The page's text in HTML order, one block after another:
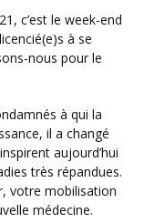
à se
nous pour le
il a changé
aujourd’hui
très répandues.
votre mobilisation
médecine.